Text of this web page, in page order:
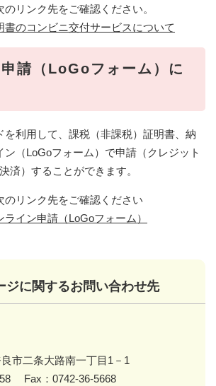
リンク先をご確認ください。
書のコンビニ交付サービスについて
請（LoGoフォーム）に
を利用して、課税（非課税）証明書、納
ン（LoGoフォーム）で申請（クレジット
済）することができます。
のリンク先をご確認ください
イン申請（LoGoフォーム）​
ジに関するお問い合わせ先
市二条大路南一丁目1－1
Fax：0742-36-5668